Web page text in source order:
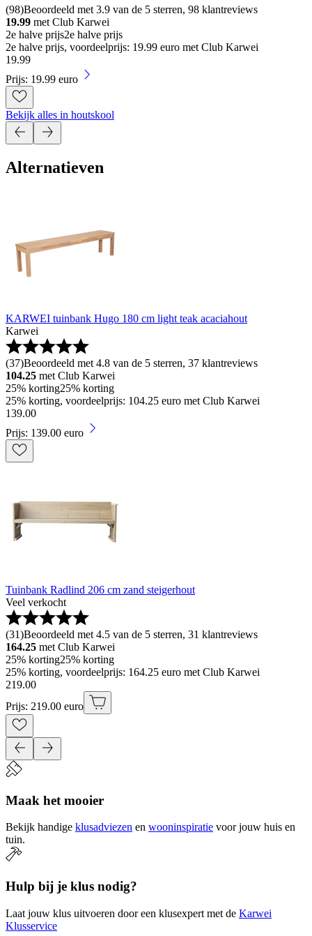
(98)Beoordeeld met 3.9 van de 5 sterren, 98 klantreviews
19.99 met Club Karwei
2e halve prijs2e halve prijs
2e halve prijs, voordeelprijs: 19.99 euro met Club Karwei
19.99
Prijs: 19.99 euro
Bekijk alles in houtskool
Alternatieven
KARWEI tuinbank Hugo 180 cm light teak acaciahout
Karwei
(37)Beoordeeld met 4.8 van de 5 sterren, 37 klantreviews
104.25 met Club Karwei
25% korting25% korting
25% korting, voordeelprijs: 104.25 euro met Club Karwei
139.00
Prijs: 139.00 euro
Tuinbank Radlind 206 cm zand steigerhout
Veel verkocht
(31)Beoordeeld met 4.5 van de 5 sterren, 31 klantreviews
164.25 met Club Karwei
25% korting25% korting
25% korting, voordeelprijs: 164.25 euro met Club Karwei
219.00
Prijs: 219.00 euro
Maak het mooier
Bekijk handige klusadviezen en wooninspiratie voor jouw huis en
tuin.
Hulp bij je klus nodig?
Laat jouw klus uitvoeren door een klusexpert met de Karwei
Klusservice